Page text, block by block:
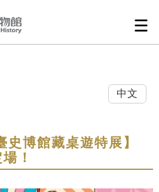
中文
博館藏桌遊特展】
！